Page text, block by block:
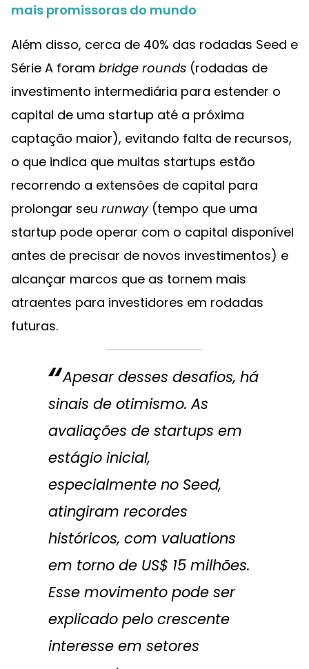
mais promissoras do mundo
Além disso, cerca de 40% das rodadas Seed e
Série A foram bridge rounds (rodadas de
investimento intermediária para estender o
capital de uma startup até a próxima
captação maior), evitando falta de recursos,
o que indica que muitas startups estão
recorrendo a extensões de capital para
prolongar seu runway(tempo que uma
startup pode operar com o capital disponível
antes de precisar de novos investimentos) e
alcançar marcos que as tornem mais
atraentes para investidores em rodadas
futuras.
Apesar desses desafios, há
sinais de otimismo. As
avaliações de startups em
estágio inicial,
especialmente no Seed,
atingiram recordes
históricos, com valuations
em torno de US$ 15 milhões.
Esse movimento pode ser
explicado pelo crescente
interesse em setores